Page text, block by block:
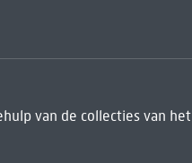
van de collecties van het